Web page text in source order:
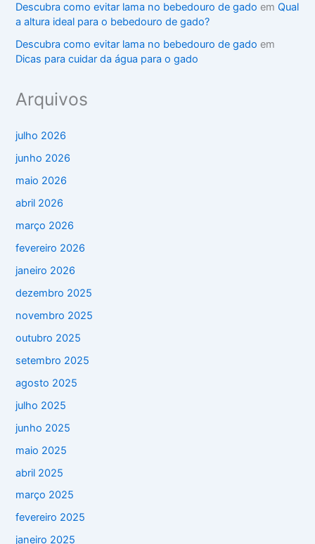
Descubra como evitar lama no bebedouro de gado em Qual
a altura ideal para o bebedouro de gado?
Descubra como evitar lama no bebedouro de gado em
Dicas para cuidar da água para o gado
Arquivos
julho 2026
junho 2026
maio 2026
abril 2026
março 2026
fevereiro 2026
janeiro 2026
dezembro 2025
novembro 2025
outubro 2025
setembro 2025
agosto 2025
julho 2025
junho 2025
maio 2025
abril 2025
março 2025
fevereiro 2025
janeiro 2025